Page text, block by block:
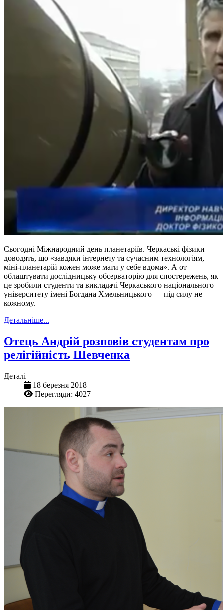
Сьогодні Міжнародний день планетаріїв. Черкаські фізики
доводять, що «завдяки інтернету та сучасним технологіям,
міні-планетарій кожен може мати у себе вдома». А от
облаштувати дослідницьку обсерваторію для спостережень, як
це зробили студенти та викладачі Черкаського національного
університету імені Богдана Хмельницького — під силу не
кожному.
Детальніше...
Отець Андрій розповів студентам про
релігійність Шевченка
Деталі
18 березня 2018
Перегляди: 4027